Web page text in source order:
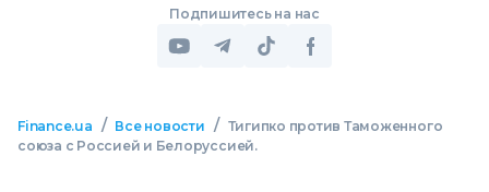
Подпишитесь на нас
Finance.ua / Все новости / Тигипко против Таможенного
союза с Россией и Белоруссией.